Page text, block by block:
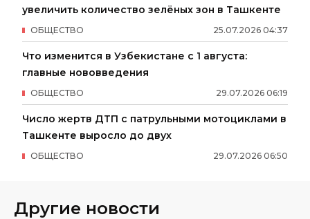
увеличить количество зелёных зон в Ташкенте
25.07.2026 04:37
ОБЩЕСТВО
Что изменится в Узбекистане с 1 августа:
главные нововведения
29.07.2026 06:19
ОБЩЕСТВО
Число жертв ДТП с патрульными мотоциклами в
Ташкенте выросло до двух
29.07.2026 06:50
ОБЩЕСТВО
Другие новости